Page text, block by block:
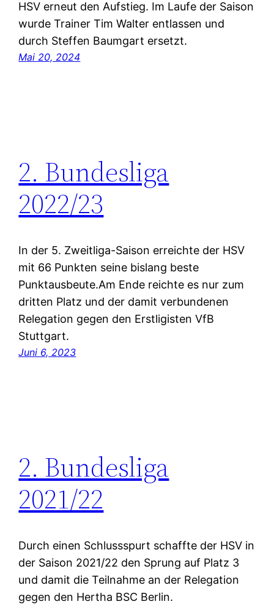
HSV erneut den Aufstieg. Im Laufe der Saison
wurde Trainer Tim Walter entlassen und
durch Steffen Baumgart ersetzt.
Mai 20, 2024
2. Bundesliga
2022/23
In der 5. Zweitliga-Saison erreichte der HSV
mit 66 Punkten seine bislang beste
Punktausbeute.Am Ende reichte es nur zum
dritten Platz und der damit verbundenen
Relegation gegen den Erstligisten VfB
Stuttgart.
Juni 6, 2023
2. Bundesliga
2021/22
Durch einen Schlussspurt schaffte der HSV in
der Saison 2021/22 den Sprung auf Platz 3
und damit die Teilnahme an der Relegation
gegen den Hertha BSC Berlin.